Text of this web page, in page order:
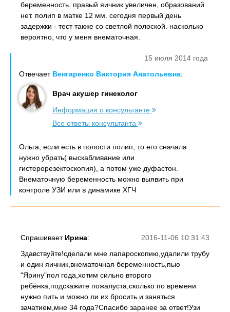
беременность. правый яичник увеличен, образований
нет. полип в матке 12 мм. сегодня первый день
задержки - тест также со светлой полоской. насколько
вероятно, что у меня внематочная.
15 июля 2014 года
Отвечает Венгаренко Виктория Анатольевна:
Врач акушер гинеколог
Информация о консультанте
Все ответы консультанта
Ольга, если есть в полости полип, то его сначала
нужно убрать( выскабливание или
гистерорезектоскопия), а потом уже дуфастон.
Внематочную беременность можно выявить при
контроле УЗИ или в динамике ХГЧ
2016-11-06 10:31:43
Спрашивает Ирина:
Здавствуйте!сделали мне лапароскопию,удалили трубу
и один яичник,внематочная беременность,пью
"Ярину"пол года,хотим сильно второго
ребёнка,подскажите пожалуста,сколько по времени
нужно пить и можно ли их бросить и заняться
зачатием,мне 34 года?Спасибо заранее за ответ!Узи